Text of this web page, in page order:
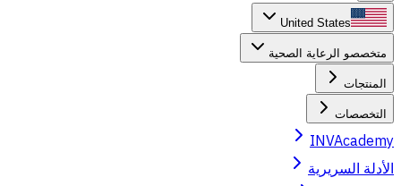
United States
متخصصو الرعاية الصحية
المنتجات
التخصصات
INVAcademy
الأدلة السريرية